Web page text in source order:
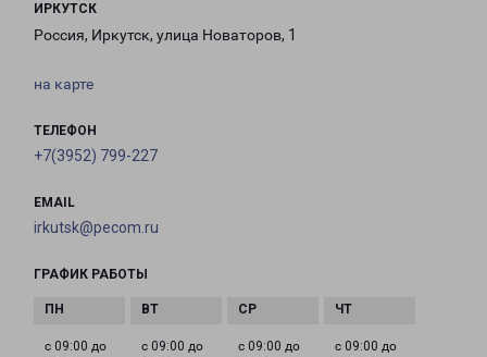
ИРКУТСК
Россия, Иркутск, улица Новаторов, 1
на карте
ТЕЛЕФОН
+7(3952) 799-227
EMAIL
irkutsk@pecom.ru
ГРАФИК РАБОТЫ
с 09:00 до
с 09:00 до
с 09:00 до
с 09:00 до